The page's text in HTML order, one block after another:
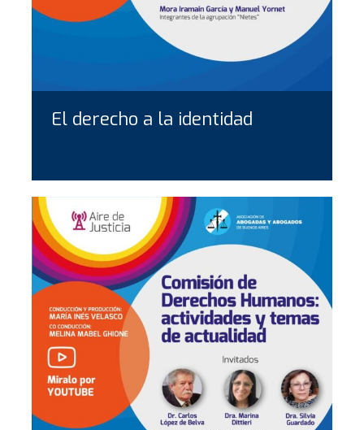
El derecho a la identidad